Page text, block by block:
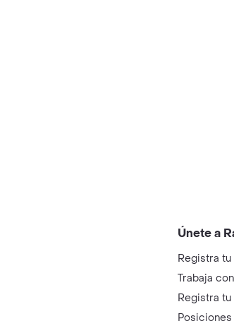
Únete a
Registra
Trabaja
Registra tu